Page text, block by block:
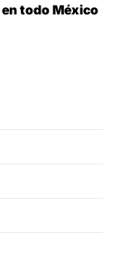
todo México